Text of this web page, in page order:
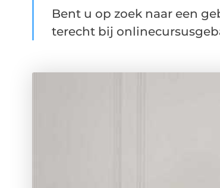
Bent u op zoek naar een
terecht bij